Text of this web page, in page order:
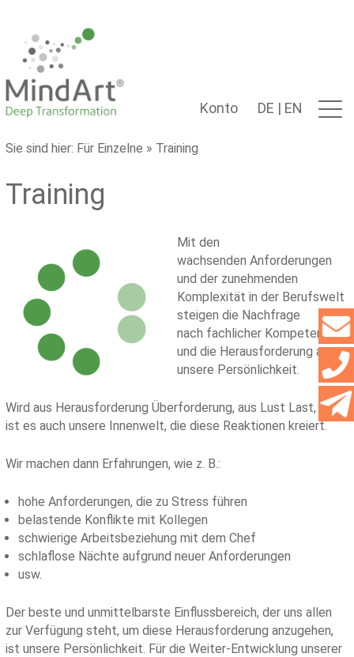
Konto DE | EN
Sie sind hier: Für Einzelne » Training
Training
Mit den
wachsenden Anforderungen
und der zunehmenden
Komplexität in der Berufswelt
steigen die Nachfrage
nach fachlicher Kompetenz
und die Herausforderung an
unsere Persönlichkeit.
Wird aus Herausforderung Überforderung, aus Lust Last, dann
ist es auch unsere Innenwelt, die diese Reaktionen kreiert.
Wir machen dann Erfahrungen, wie z. B.:
hohe Anforderungen, die zu Stress führen
belastende Konflikte mit Kollegen
schwierige Arbeitsbeziehung mit dem Chef
schlaflose Nächte aufgrund neuer Anforderungen
usw.
Der beste und unmittelbarste Einflussbereich, der uns allen
zur Verfügung steht, um diese Herausforderung anzugehen,
ist unsere Persönlichkeit. Für die Weiter-Entwicklung unserer